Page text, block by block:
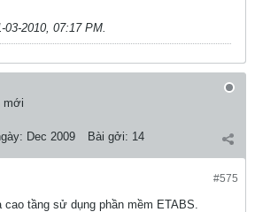
03-2010, 07:17 PM.
mới
Dec 2009 Bài gởi: 14
#575
tầng sử dụng phần mềm ETABS.